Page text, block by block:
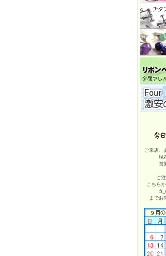
ご来店、
現
営
ご
こちら
までお